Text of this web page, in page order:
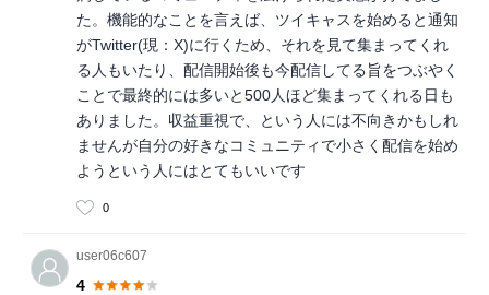
た。機能的なことを言えば、ツイキャスを始めると通知
がTwitter(現：X)に行くため、それを見て集まってくれ
る人もいたり、配信開始後も今配信してる旨をつぶやく
ことで最終的には多いと500人ほど集まってくれる日も
ありました。収益重視で、という人には不向きかもしれ
ませんが自分の好きなコミュニティで小さく配信を始め
ようという人にはとてもいいです
0
user06c607
4